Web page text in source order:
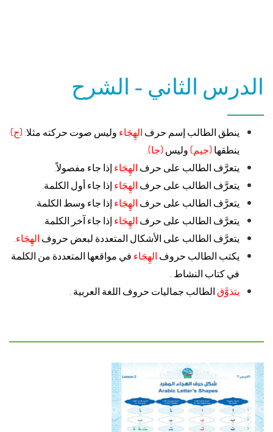
الدرس الثاني - الشرح
ينطق الطالب إسم حرف الهِجَاء وليس صوت حركته مثلا: (ج)
ينطقها (جيم) وليس (جا).
يتعرَّف الطالب على حرف الهِجَاء إذا جاء مفصولاً.
يتعرَّف الطالب على حرف الهِجَاء إذا جاء أول الكلمة.
يتعرَّف الطالب على حرف الهِجَاء إذا جاء وسط الكلمة.
يتعرَّف الطالب على حرف الهِجَاء إذا جاء آخر الكلمة.
يتعرَّف الطالب على الأشكال المتعددة لبعض حروف الهِجَاء.
يكتب الطالب حروف الهِجَاء في مواقعها المتعددة من الكلمة
في كتاب النشاط .
يتذوَّق الطالب جماليات حروف اللغة العربية .